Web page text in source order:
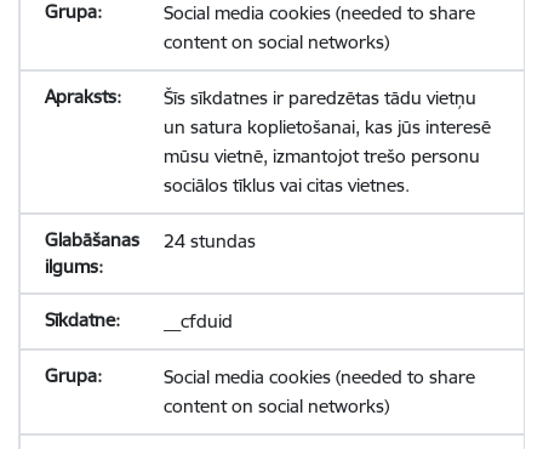
Social media cookies (needed to share
content on social networks)
Šīs sīkdatnes ir paredzētas tādu vietņu
un satura koplietošanai, kas jūs interesē
mūsu vietnē, izmantojot trešo personu
sociālos tīklus vai citas vietnes.
24 stundas
__cfduid
Social media cookies (needed to share
content on social networks)